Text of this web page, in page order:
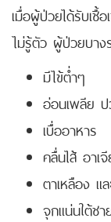
เมื่อผู้ป่วยได้รับเชื้
ไม่รู้ตัว ผู้ป่วยบาง
มีไข้ต่ำๆ
อ่อนเพลีย ป
เบื่ออาหาร
คลื่นไส้ อาเ
ตาเหลือง แ
จุกแน่นใต้ชา